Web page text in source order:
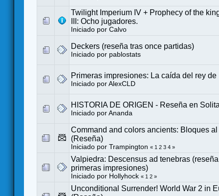
Twilight Imperium IV + Prophecy of the
III: Ocho jugadores.
Iniciado por Calvo
Deckers (reseña tras once partidas)
Iniciado por pablostats
Primeras impresiones: La caída del rey de
Iniciado por AlexCLD
HISTORIA DE ORIGEN - Reseña en
Iniciado por Ananda
Command and colors ancients: Bloques
(Reseña)
Iniciado por Trampington « 1 2 3 4 »
Valpiedra: Descensus ad tenebras
primeras impresiones)
Iniciado por Hollyhock « 1 2 »
Unconditional Surrender! World War 2 in